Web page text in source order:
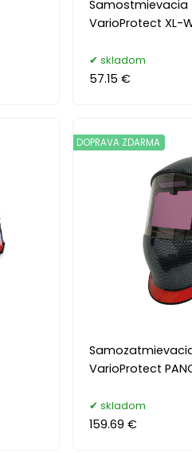
Samostmievacia
VarioProtect XL-
skladom
57.15 €
VarioProtect
DOPRAVA ZDARMA
skladom
159.69 €